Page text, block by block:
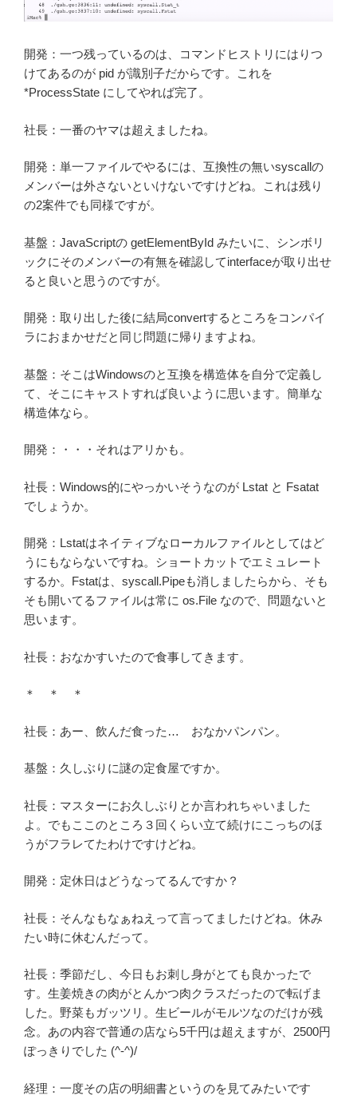
開発：一つ残っているのは、コマンドヒストリにはりつ
けてあるのが pid が識別子だからです。これを
*ProcessState にしてやれば完了。
社長：一番のヤマは超えましたね。
開発：単一ファイルでやるには、互換性の無いsyscallの
メンバーは外さないといけないですけどね。これは残り
の2案件でも同様ですが。
基盤：JavaScriptの getElementById みたいに、シンボリ
ックにそのメンバーの有無を確認してinterfaceが取り出せ
ると良いと思うのですが。
開発：取り出した後に結局convertするところをコンパイ
ラにおまかせだと同じ問題に帰りますよね。
基盤：そこはWindowsのと互換を構造体を自分で定義し
て、そこにキャストすれば良いように思います。簡単な
構造体なら。
開発：・・・それはアリかも。
社長：Windows的にやっかいそうなのが Lstat と Fsatat
でしょうか。
開発：Lstatはネイティブなローカルファイルとしてはど
うにもならないですね。ショートカットでエミュレート
するか。Fstatは、syscall.Pipeも消しましたらから、そも
そも開いてるファイルは常に os.File なので、問題ないと
思います。
社長：おなかすいたので食事してきます。
＊ ＊ ＊
社長：あー、飲んだ食った… おなかパンパン。
基盤：久しぶりに謎の定食屋ですか。
社長：マスターにお久しぶりとか言われちゃいました
よ。でもここのところ３回くらい立て続けにこっちのほ
うがフラレてたわけですけどね。
開発：定休日はどうなってるんですか？
社長：そんなもなぁねえって言ってましたけどね。休み
たい時に休むんだって。
社長：季節だし、今日もお刺し身がとても良かったで
す。生姜焼きの肉がとんかつ肉クラスだったので転げま
した。野菜もガッツリ。生ビールがモルツなのだけが残
念。あの内容で普通の店なら5千円は超えますが、2500円
ぽっきりでした (^-^)/
経理：一度その店の明細書というのを見てみたいです